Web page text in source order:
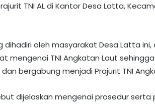
TNI AL di Kantor Desa Latta,
dihadiri oleh masyarakat Desa Latta
mengenai TNI Angkatan Laut
bergabung menjadi Prajurit TNI
dijelaskan mengenai prosedur serta